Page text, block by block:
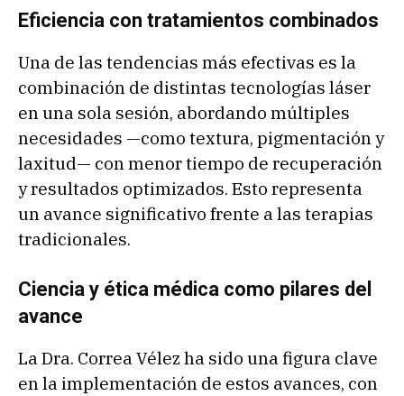
Eficiencia con tratamientos combinados
Una de las tendencias más efectivas es la
combinación de distintas tecnologías láser
en una sola sesión, abordando múltiples
necesidades —como textura, pigmentación y
laxitud— con menor tiempo de recuperación
y resultados optimizados. Esto representa
un avance significativo frente a las terapias
tradicionales.
Ciencia y ética médica como pilares del
avance
La Dra. Correa Vélez ha sido una figura clave
en la implementación de estos avances, con